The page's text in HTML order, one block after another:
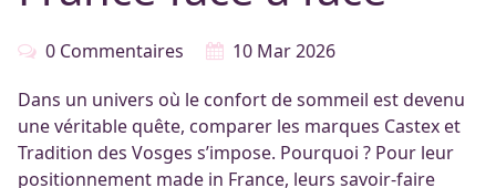
0 Commentaires
10 Mar 2026
Dans un univers où le confort de sommeil est devenu
une véritable quête, comparer les marques Castex et
Tradition des Vosges s’impose. Pourquoi ? Pour leur
positionnement made in France, leurs savoir-faire